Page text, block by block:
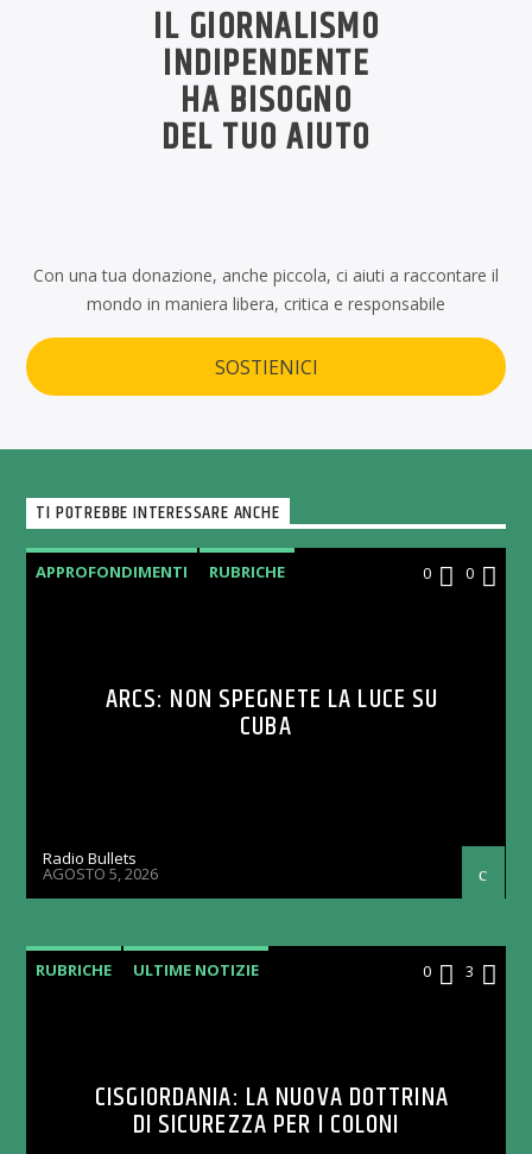
IL GIORNALISMO
INDIPENDENTE
HA BISOGNO
DEL TUO AIUTO
Con una tua donazione, anche piccola, ci aiuti a raccontare il
mondo in maniera libera, critica e responsabile
SOSTIENICI
TI POTREBBE INTERESSARE ANCHE
APPROFONDIMENTI RUBRICHE 0 0
ARCS: NON SPEGNETE LA LUCE SU
CUBA
Radio Bullets
AGOSTO 5, 2026
RUBRICHE ULTIME NOTIZIE 0 3
CISGIORDANIA: LA NUOVA DOTTRINA
DI SICUREZZA PER I COLONI